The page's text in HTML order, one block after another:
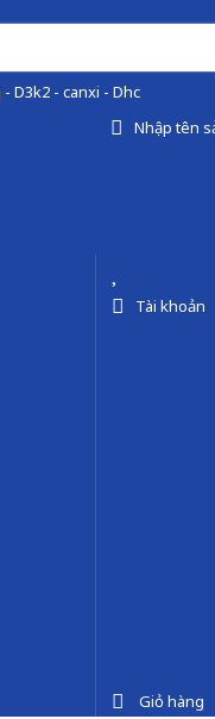
D3k2 - canxi - Dhc
Nhập tên
Tài khoản
Giỏ hàng